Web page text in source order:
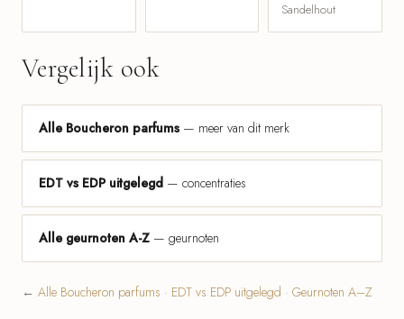
Sandelhout
Vergelijk ook
Alle Boucheron parfums — meer van dit merk
EDT vs EDP uitgelegd — concentraties
Alle geurnoten A-Z — geurnoten
← Alle Boucheron parfums · EDT vs EDP uitgelegd · Geurnoten A–Z